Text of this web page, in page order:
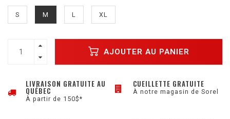
S M L XL
AJOUTER AU PANIER
LIVRAISON GRATUITE AU
QUÉBEC
À partir de 150$*
CUEILLETTE GRATUITE
À notre magasin de Sorel